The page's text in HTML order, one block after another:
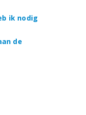
ik nodig
de